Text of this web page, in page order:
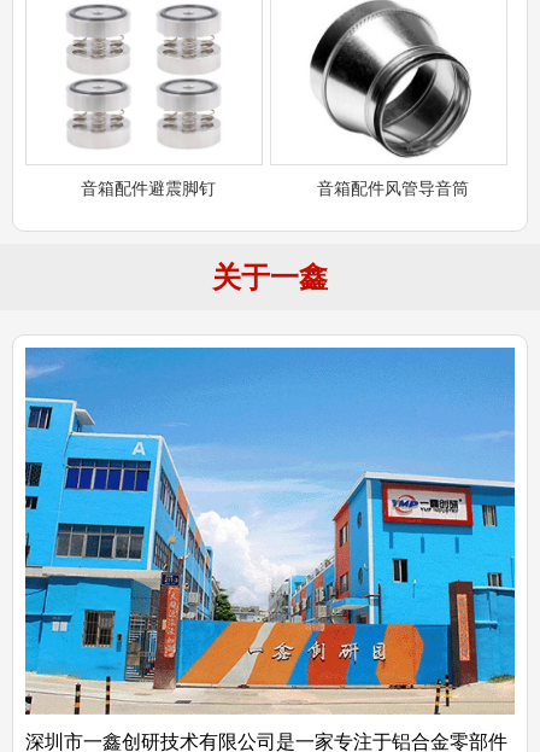
音箱配件避震脚钉 音箱配件风管导音筒
关于一鑫
深圳市一鑫创研技术有限公司是一家专注于铝合金零部件